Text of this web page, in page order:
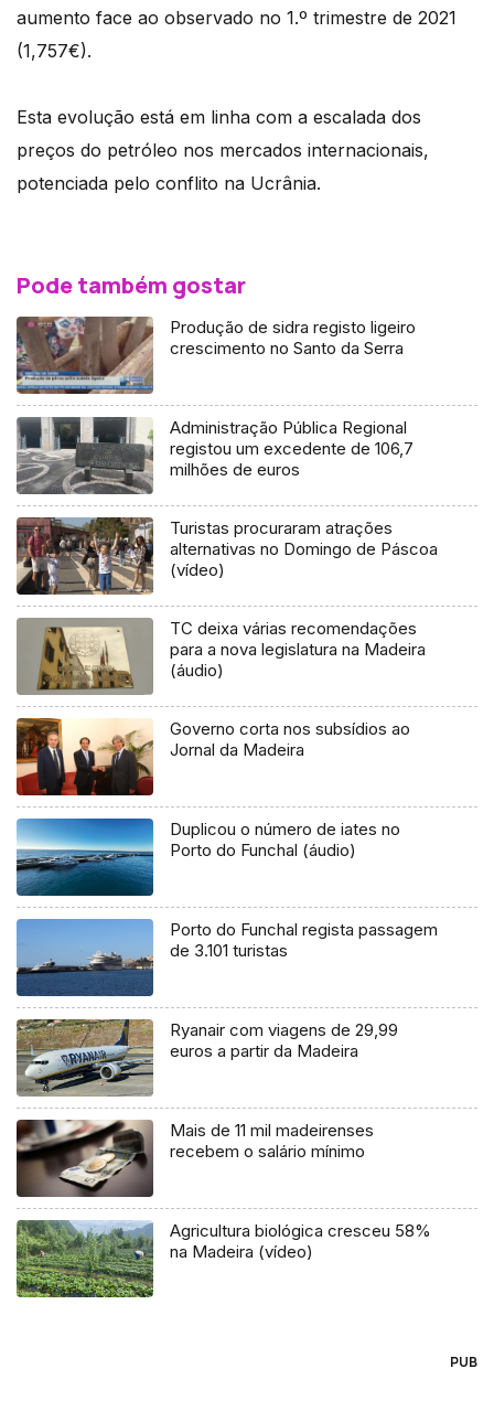
aumento face ao observado no 1.º trimestre de 2021
(1,757€).
Esta evolução está em linha com a escalada dos
preços do petróleo nos mercados internacionais,
potenciada pelo conflito na Ucrânia.
Pode também gostar
Produção de sidra registo ligeiro
crescimento no Santo da Serra
Administração Pública Regional
registou um excedente de 106,7
milhões de euros
Turistas procuraram atrações
alternativas no Domingo de Páscoa
(vídeo)
TC deixa várias recomendações
para a nova legislatura na Madeira
(áudio)
Governo corta nos subsídios ao
Jornal da Madeira
Duplicou o número de iates no
Porto do Funchal (áudio)
Porto do Funchal regista passagem
de 3.101 turistas
Ryanair com viagens de 29,99
euros a partir da Madeira
Mais de 11 mil madeirenses
recebem o salário mínimo
Agricultura biológica cresceu 58%
na Madeira (vídeo)
PUB